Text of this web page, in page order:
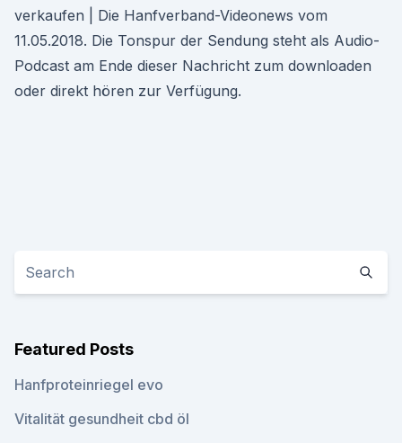
verkaufen | Die Hanfverband-Videonews vom
11.05.2018. Die Tonspur der Sendung steht als Audio-
Podcast am Ende dieser Nachricht zum downloaden
oder direkt hören zur Verfügung.
Featured Posts
Hanfproteinriegel evo
Vitalität gesundheit cbd öl